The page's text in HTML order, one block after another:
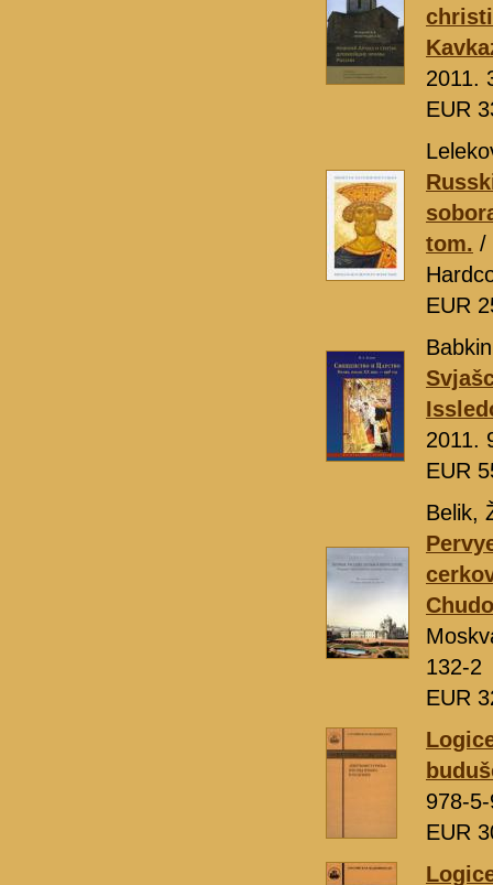
2011.
EUR
tom. /
EUR
2011.
EUR
Belik,
132-2
EUR
978-
EUR